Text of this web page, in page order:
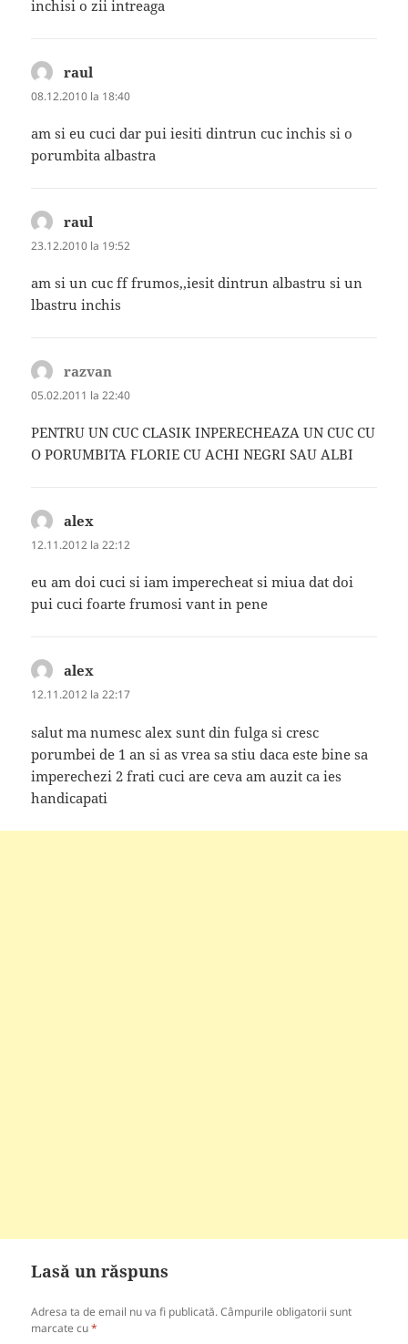
inchisi o zii intreaga
raul
08.12.2010 la 18:40
am si eu cuci dar pui iesiti dintrun cuc inchis si o
porumbita albastra
raul
23.12.2010 la 19:52
am si un cuc ff frumos,,iesit dintrun albastru si un
lbastru inchis
razvan
05.02.2011 la 22:40
PENTRU UN CUC CLASIK INPERECHEAZA UN CUC CU
O PORUMBITA FLORIE CU ACHI NEGRI SAU ALBI
alex
12.11.2012 la 22:12
eu am doi cuci si iam imperecheat si miua dat doi
pui cuci foarte frumosi vant in pene
alex
12.11.2012 la 22:17
salut ma numesc alex sunt din fulga si cresc
porumbei de 1 an si as vrea sa stiu daca este bine sa
imperechezi 2 frati cuci are ceva am auzit ca ies
handicapati
Lasă un răspuns
Adresa ta de email nu va fi publicată. Câmpurile obligatorii sunt
marcate cu*